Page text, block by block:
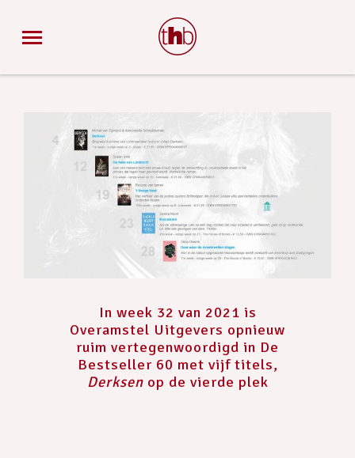
In week 32 van 2021 is
Overamstel Uitgevers opnieuw
ruim vertegenwoordigd in De
Bestseller 60 met vijf titels,
Derksen op de vierde plek